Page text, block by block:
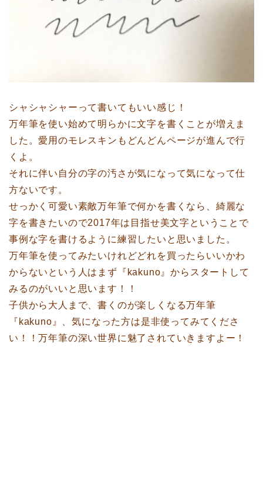
シャシャシャーって書いてもいい感じ！
万年筆を使い始めて明らかに文字を書くことが増えま
した。愛用のモレスキンもどんどんページが進んで行
くよ。
それに伴い自分の字の汚さが気になって気になって仕
方ないです。
せっかく可愛い素敵万年筆で何かを書くなら、綺麗な
字を書きたいので2017年は目指せ美文字ということで
事例な字を書けるように練習したいと思いました。
万年筆を使ってみたいけれどどれを買ったらいいかわ
からないという人はまず『kakuno』からスタートして
みるのがいいと思います！！
子供から大人まで、書くのが楽しくなる万年筆
『kakuno』、気になった方は是非使ってみてくださ
い！！万年筆の深い世界に魅了されていきますよー！